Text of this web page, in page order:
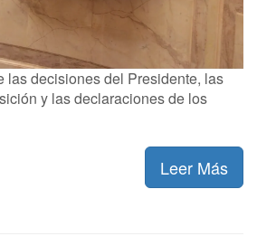
las decisiones del Presidente, las
y las declaraciones de los
Leer Más